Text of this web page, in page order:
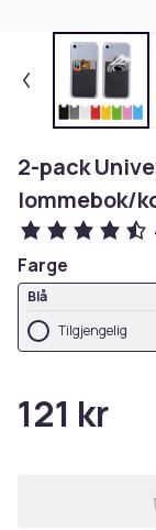
2-pack
lommebok/
Farge
Blå
Tilgjengelig
121 kr